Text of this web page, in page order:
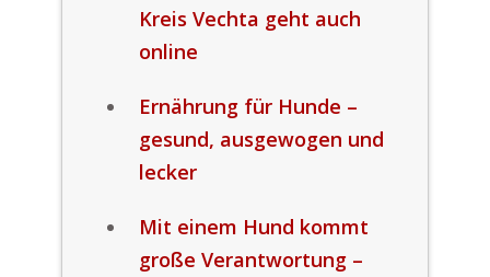
Kreis Vechta geht auch
online
Ernährung für Hunde –
gesund, ausgewogen und
lecker
Mit einem Hund kommt
große Verantwortung –